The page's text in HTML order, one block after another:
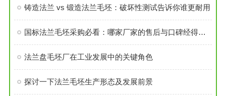
铸造法兰 vs 锻造法兰毛坯：破坏性测试告诉你谁更耐用
国标法兰毛坯采购必看：哪家厂家的售后与口碑经得起考验？
法兰盘毛坯厂在工业发展中的关键角色
探讨一下法兰毛坯生产形态及发展前景